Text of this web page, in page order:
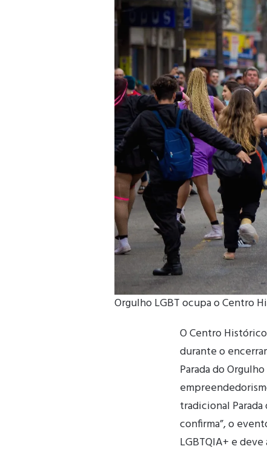
Orgulho LGBT ocupa o Centro
O Centro
durante o
Parada do
tradicional
confirma”, o
LGBTQIA+ e